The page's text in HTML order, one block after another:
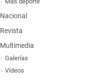
Nacional
Revista
Multimedia
Galerías
Vídeos